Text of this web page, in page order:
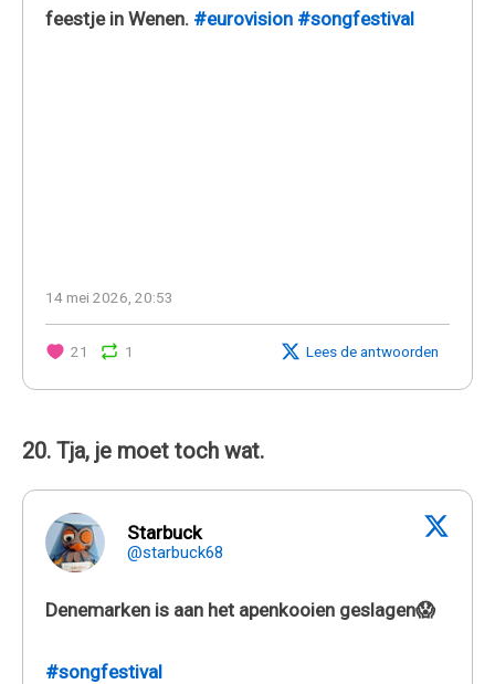
feestje in Wenen. #eurovision #songfestival
14 mei 2026, 20:53
21 1 Lees de antwoorden
20. Tja, je moet toch wat.
Starbuck
@starbuck68
Denemarken is aan het apenkooien geslagen😱
#songfestival